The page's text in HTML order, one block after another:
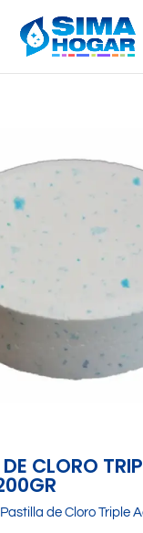
CLORO
de Cloro Triple